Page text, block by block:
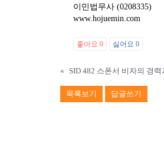
이민법무사 (0208335)
www.hojuemin.com
좋아요 0 싫어요 0
« SID 482 스폰서 비자의 경력
목록보기 답글쓰기